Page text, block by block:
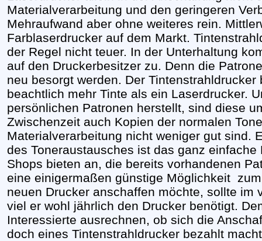
Materialverarbeitung und den geringeren
Mehraufwand aber ohne weiteres rein.
Farblaserdrucker auf dem Markt.
der Regel nicht teuer. In der Unterhaltung
auf den Druckerbesitzer zu. Denn die
neu besorgt werden. Der
beachtlich mehr Tinte als ein Laserdrucker.
persönlichen Patronen herstellt, sind diese
Zwischenzeit auch Kopien der normalen
Materialverarbeitung nicht weniger gut sind.
des Toneraustausches ist das ganz
Shops bieten an, die bereits vorhandenen
eine einigermaßen günstige Möglichkeit
neuen Drucker anschaffen möchte, sollte im
viel er wohl jährlich den Drucker benötigt.
Interessierte ausrechnen, ob sich die
doch eines Tintenstrahldrucker bezahlt